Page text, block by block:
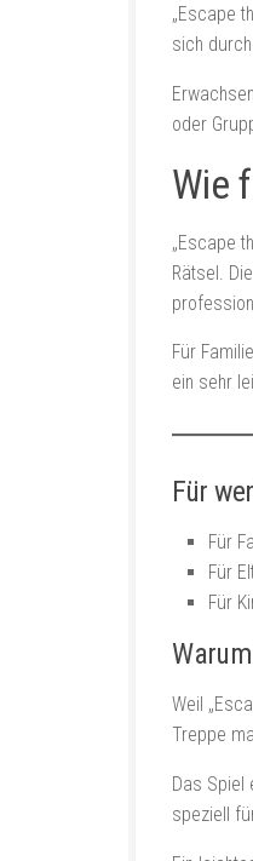
„Escape
sich
oder
Wie
„Escape
Rätsel.
Für
ein sehr
Für
Für
Für
Für
Weil
Treppe
Das Spiel
speziell